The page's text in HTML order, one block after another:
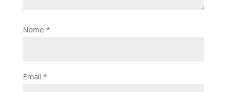
Nome *
Email *